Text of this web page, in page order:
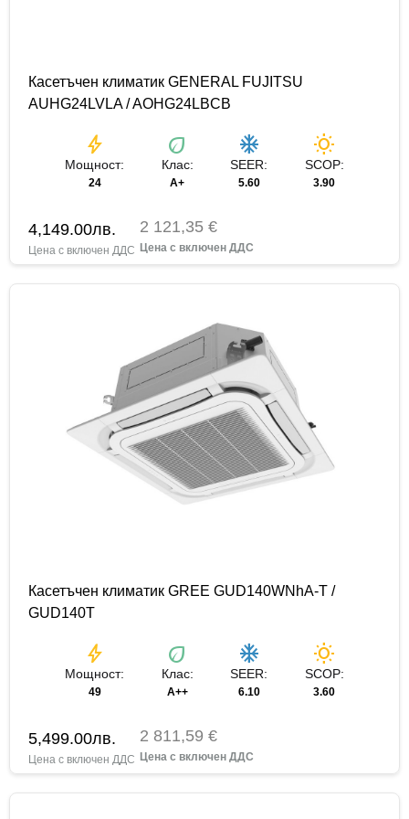
Касетъчен климатик GENERAL FUJITSU
AUHG24LVLA / AOHG24LBCB
bolt
Мощност:
24
eco
Клас:
А+
ac_unit
SEER:
5.60
wb_sunny
SCOP:
3.90
4,149.00лв. 2 121,35 €
Касетъчен климатик GREE GUD140WNhA-T /
GUD140T
bolt
Мощност:
49
eco
Клас:
A++
ac_unit
SEER:
6.10
wb_sunny
SCOP:
3.60
5,499.00лв. 2 811,59 €